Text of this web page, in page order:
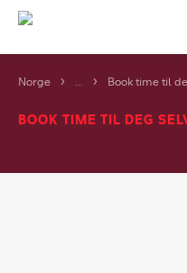
Våre tjenester
Områder
Norge ... Book time til
BOOK TIME TIL DEG